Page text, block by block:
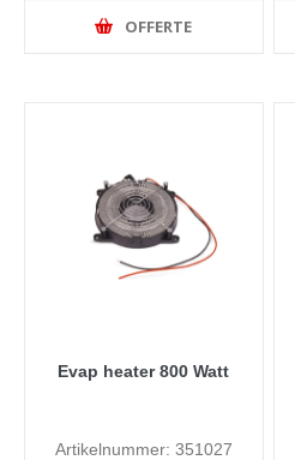
OFFERTE
Evap heater 800 Watt
Artikelnummer: 351027